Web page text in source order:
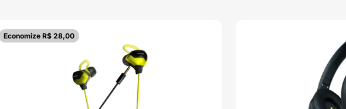
Economize R$ 28,00